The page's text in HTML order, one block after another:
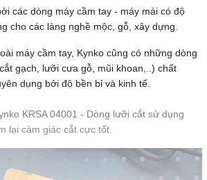
các dòng máy cầm tay - máy mài có độ
cho các làng nghề mộc, gỗ, xây dựng.
máy cầm tay, Kynko cũng có những dòng
gạch, lưỡi cưa gỗ, mũi khoan,..) chất
dụng bởi độ bền bỉ và kinh tế.
KRSA 04001 - Dòng lưỡi cắt sử dụng
lại cảm giác cắt cực tốt.